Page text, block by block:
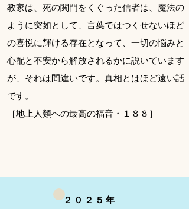
教家は、死の関門をくぐった信者は、魔法の
ように突如として、言葉ではつくせないほど
の喜悦に輝ける存在となって、一切の悩みと
心配と不安から解放されるかに説いています
が、それは間違いです。真相とはほど遠い話
です。
［地上人類への最高の福音・１８８］
​２０２５年